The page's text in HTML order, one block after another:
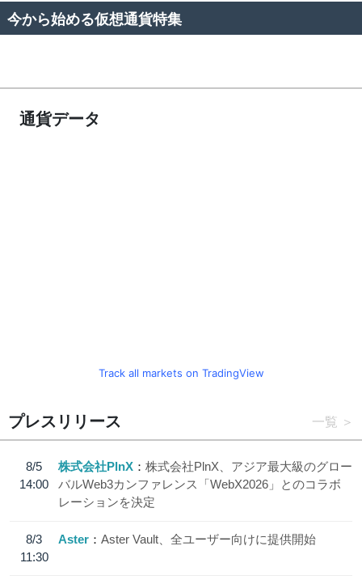
今から始める仮想通貨特集
通貨データ
Track all markets on TradingView
プレスリリース 一覧
8/5
14:00
株式会社PlnX
株式会社PlnX、アジア最大級のグロー
バルWeb3カンファレンス「WebX2026」とのコラボ
レーションを決定
8/3
11:30
Aster Aster Vault、全ユーザー向けに提供開始